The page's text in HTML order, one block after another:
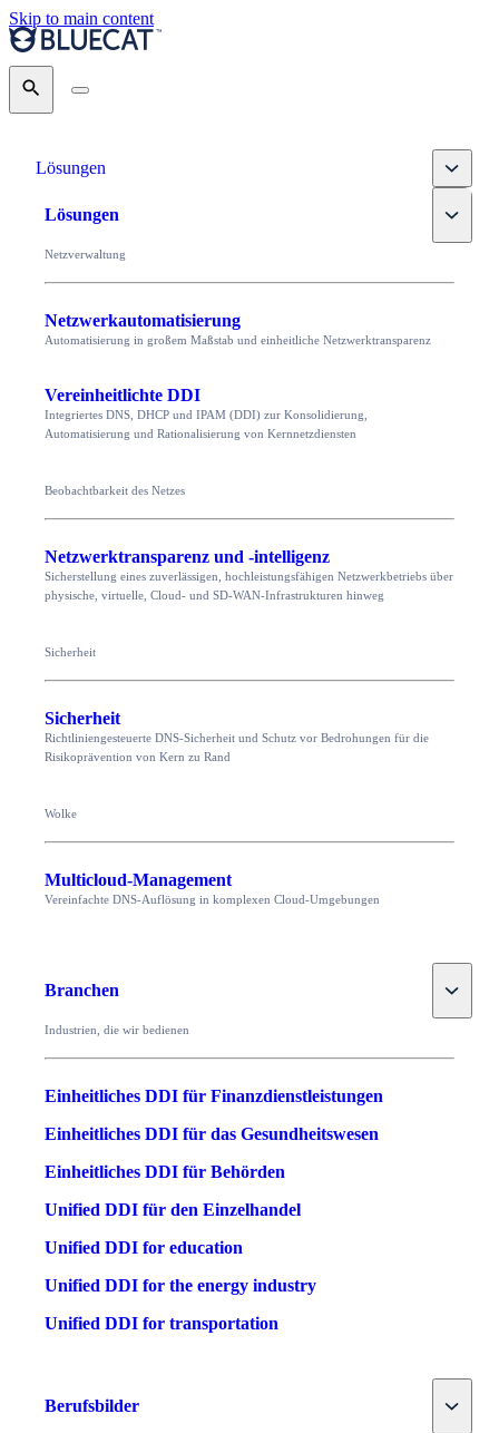
Skip to main content
Search
Lösungen Toggle
Lösungen Toggle
Netzverwaltung
Netzwerkautomatisierung
Automatisierung in großem Maßstab und einheitliche Netzwerktransparenz
Vereinheitlichte DDI
Integriertes DNS, DHCP und IPAM (DDI) zur Konsolidierung,
Automatisierung und Rationalisierung von Kernnetzdiensten
Beobachtbarkeit des Netzes
Netzwerktransparenz und -intelligenz
Sicherstellung eines zuverlässigen, hochleistungsfähigen Netzwerkbetriebs über
physische, virtuelle, Cloud- und SD-WAN-Infrastrukturen hinweg
Sicherheit
Sicherheit
Richtliniengesteuerte DNS-Sicherheit und Schutz vor Bedrohungen für die
Risikoprävention von Kern zu Rand
Wolke
Multicloud-Management
Vereinfachte DNS-Auflösung in komplexen Cloud-Umgebungen
Branchen Toggle
Industrien, die wir bedienen
Einheitliches DDI für Finanzdienstleistungen
Einheitliches DDI für das Gesundheitswesen
Einheitliches DDI für Behörden
Unified DDI für den Einzelhandel
Unified DDI for education
Unified DDI for the energy industry
Unified DDI for transportation
Berufsbilder Toggle